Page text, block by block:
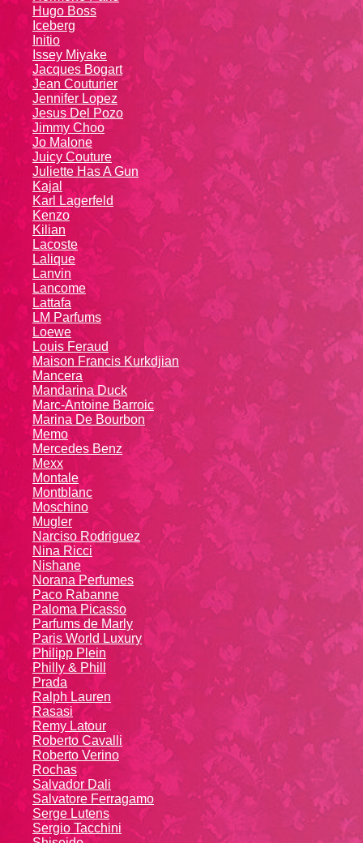
Hugo Boss
Iceberg
Initio
Issey Miyake
Jacques Bogart
Jean Couturier
Jennifer Lopez
Jesus Del Pozo
Jimmy Choo
Jo Malone
Juicy Couture
Juliette Has A Gun
Kajal
Karl Lagerfeld
Kenzo
Kiliаn
Lacoste
Lalique
Lanvin
Lanсоmе
Lattafa
LM Parfums
Loewe
Louis Feraud
Maison Francis Kurkdjian
Mancera
Mandarina Duck
Marc-Antoine Barroic
Marina De Bourbon
Memo
Mercedes Benz
Mexx
Montale
Montblanc
Moschino
Mugler
Narciso Rodriguez
Nina Ricci
Nishane
Norana Perfumes
Paco Rabanne
Paloma Picasso
Parfums de Marly
Paris World Luxury
Philipp Plein
Philly & Phill
Prada
Ralph Lauren
Rasasi
Remy Latour
Roberto Cavalli
Roberto Verino
Rochas
Salvador Dali
Salvatore Ferragamo
Serge Lutens
Sergio Tacchini